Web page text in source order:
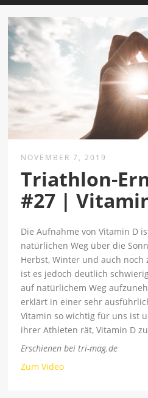
NOVEMBER 7, 2019
Triathlon-
#27 |
Die Aufnahme von Vitamin D
natürlichen Weg über die
Herbst, Winter und auch noch
ist es jedoch deutlich
auf natürlichem Weg
erklärt in einer sehr
Vitamin so wichtig für uns ist
ihrer Athleten rät, Vitamin D
Erschienen bei tri-mag.de
Zum Video